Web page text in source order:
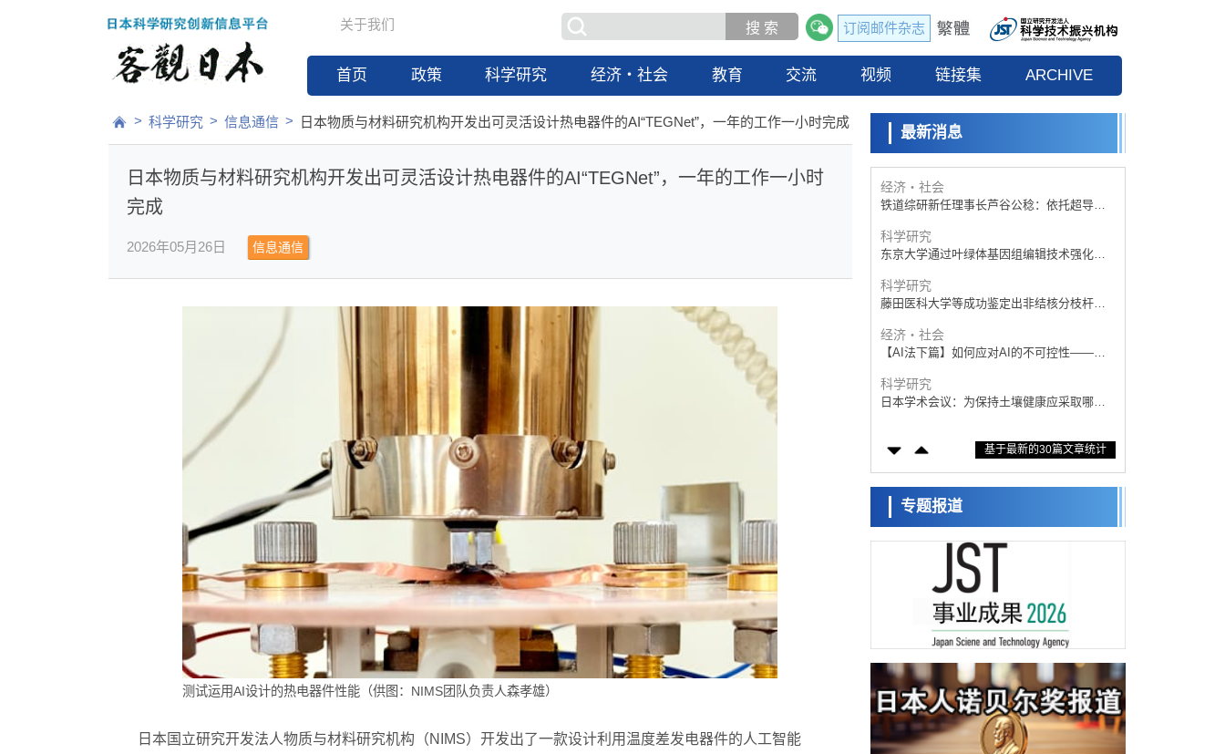
关于我们
首页 政策 科学研究 经济・社会 教育 交流 视频 链接集 ARCHIVE
订阅邮件杂志
> 科学研究 > 信息通信 > 日本物质与材料研究机构开发出可灵活设计热电器件的AI“TEGNet”，一年的工作一小时完成
日本物质与材料研究机构开发出可灵活设计热电器件的AI“TEGNet”，一年的工作一小时
完成
2026年05月26日 信息通信
测试运用AI设计的热电器件性能（供图：NIMS团队负责人森孝雄）
日本国立研究开发法人物质与材料研究机构（NIMS）开发出了一款设计利用温度差发电器件的人工智能
最新消息
经济・社会
【AI法下篇】如何应对AI的不可控性——中
央大学平野晋教授专访
AI处理器
政策
日本科研费增设国际共同研究强化新类别，
促进青年研究人员赴海外开展研究
经济・社会
铁道综研新任理事长芦谷公稔：依托超导和
科学研究
东京大学通过叶绿体基因组编辑技术强化碳
科学研究
藤田医科大学等成功鉴定出非结核分枝杆菌
因菌株而异
经济・社会
【AI法下篇】如何应对AI的不可控性——中
科学研究
日本学术会议：为保持土壤健康应采取哪些
大阪大学开发基于水氢键网络的温度预测新
【AI法上篇】如何对“将人生交给AI”保持危机
感——中央大学平野晋教授专访
科学研究
庆应义塾大学阐明脑内“游击手”小胶质细胞包
裹保护受损神经细胞的机制，有望用于开发
阿尔茨海默病等疾病疗法
日本东北大学与横滨橡胶全球首次从纳米尺
度揭示橡胶—黄铜粘接界面劣化抑制机制，
为提升轮胎安全性与耐久性的材料设计开辟
道路
近畿大学等发现植物染料“日本茜”的红色成分
可抑制老化与炎症，有望成为新型功能性材
科学研究
群马大学开发针对难治性癫痫的新型基因疗
法，利用超小型GAD67启动子抑制发作
科学研究
九州大学揭示夜间眼压升高机制：两种激素
基于最新的30篇文章统计
专题报道